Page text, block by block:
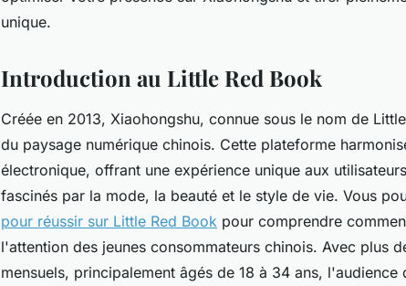
unique.
Introduction au Little Red Book
Créée en 2013, Xiaohongshu, connue sous le nom de
du paysage numérique chinois. Cette plateforme
électronique, offrant une expérience unique aux
fascinés par la mode, la beauté et le style de vie. Vous
pour réussir sur Little Red Book pour comprendre
l'attention des jeunes consommateurs chinois. Avec plus
mensuels, principalement âgés de 18 à 34 ans, l'audience